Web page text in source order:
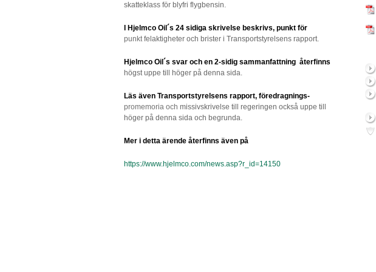
skatteklass för blyfri flygbensin.
I Hjelmco Oil´s 24 sidiga skrivelse beskrivs, punkt för
punkt felaktigheter och brister i Transportstyrelsens rapport.
Hjelmco Oil´s svar och en 2-sidig sammanfattning återfinns
högst uppe till höger på denna sida.
Läs även Transportstyrelsens rapport, föredragnings-
promemoria och missivskrivelse till regeringen också uppe till
höger på denna sida och begrunda.
Mer i detta ärende återfinns även på
https://www.hjelmco.com/news.asp?r_id=14150